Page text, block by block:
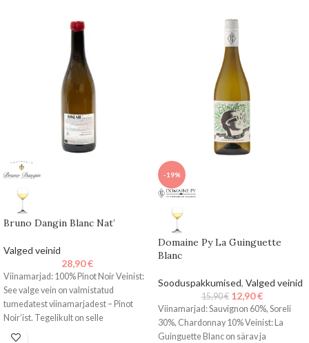
Bruno Dangin Blanc Nat’
Valged veinid
28,90€
Viinamarjad: 100% Pinot Noir Veinist:
See valge vein on valmistatud
tumedatest viinamarjadest – Pinot
Noir’ist. Tegelikult on selle
viinamarjasordi kest
-19%
Domaine Py La Guinguette
Blanc
Sooduspakkumised, Valged veinid
15,90€ 12,90€
Viinamarjad: Sauvignon 60%, Soreli
30%, Chardonnay 10% Veinist: La
Guinguette Blanc on särav ja